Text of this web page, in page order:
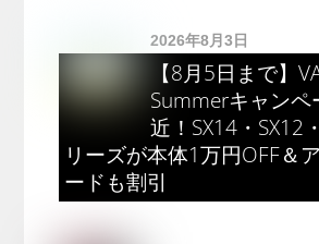
2026年8月3日
【8月5日まで】
Summerキャンペ
近！SX14・SX12
リーズが本体1万円OFF＆
ードも割引